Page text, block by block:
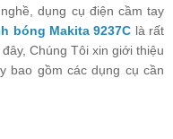
dụng cụ điện cầm tay
bóng Makita 9237C là rất
Chúng Tôi xin giới thiệu
bao gồm các dụng cụ cần